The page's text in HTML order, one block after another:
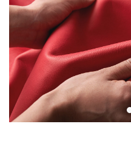
ACCOUNT MENU
ようこそ ゲスト 様
meeting_room ログイン person 新
favorite お気に入りを見る shopping_cart カ
カテゴリーから探す